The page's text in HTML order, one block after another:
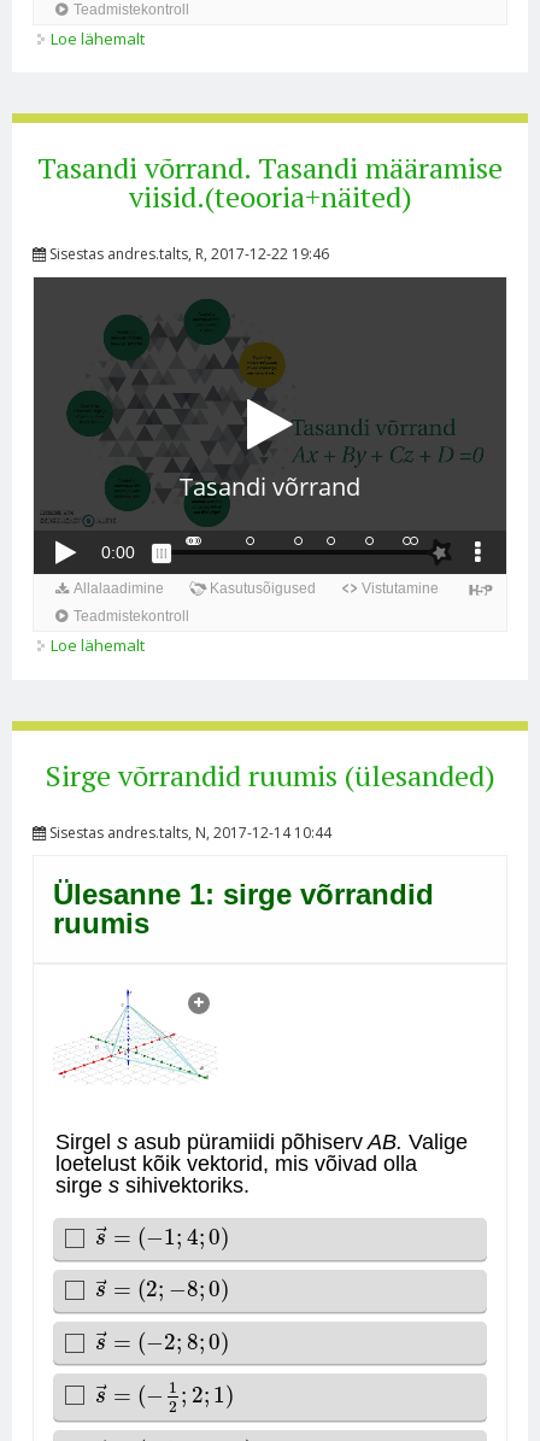
Loe lähemalt
Tasandi võrrand. Tasandi määramise
viisid.(teooria+näited)
Sisestas andres.talts, R, 2017-12-22 19:46
Loe lähemalt
Sirge võrrandid ruumis (ülesanded)
Sisestas andres.talts, N, 2017-12-14 10:44